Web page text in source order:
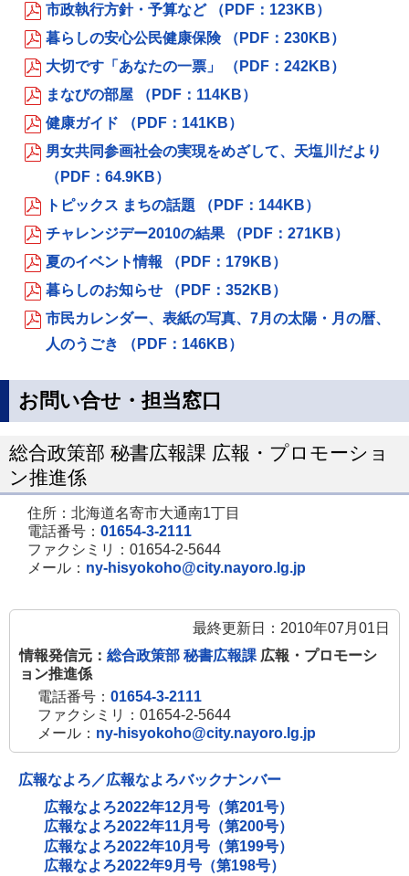
市政執行方針・予算など （PDF：123KB）
暮らしの安心公民健康保険 （PDF：230KB）
大切です「あなたの一票」 （PDF：242KB）
まなびの部屋 （PDF：114KB）
健康ガイド （PDF：141KB）
男女共同参画社会の実現をめざして、天塩川だより
（PDF：64.9KB）
トピックス まちの話題 （PDF：144KB）
チャレンジデー2010の結果 （PDF：271KB）
夏のイベント情報 （PDF：179KB）
暮らしのお知らせ （PDF：352KB）
市民カレンダー、表紙の写真、7月の太陽・月の暦、
人のうごき （PDF：146KB）
お問い合せ・担当窓口
総合政策部 秘書広報課 広報・プロモーショ
ン推進係
住所：北海道名寄市大通南1丁目
電話番号： 01654-3-2111
ファクシミリ：01654-2-5644
メール： ny-hisyokoho@city.nayoro.lg.jp
最終更新日：2010年07月01日
情報発信元： 総合政策部 秘書広報課 広報・プロモーシ
ョン推進係
電話番号： 01654-3-2111
ファクシミリ：01654-2-5644
メール： ny-hisyokoho@city.nayoro.lg.jp
広報なよろ／広報なよろバックナンバー
広報なよろ2022年12月号（第201号）
広報なよろ2022年11月号（第200号）
広報なよろ2022年10月号（第199号）
広報なよろ2022年9月号（第198号）